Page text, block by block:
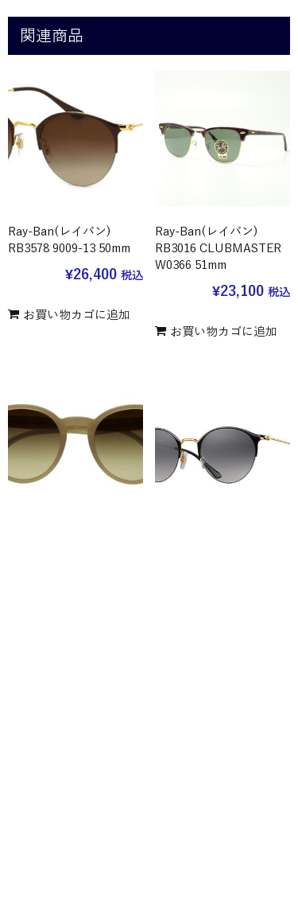
関連商品
Ray-Ban(レイバン)
RB3578 9009-13 50mm
¥26,400 税込
お買い物カゴに追加
Ray-Ban(レイバン)
RB3016 CLUBMASTER
W0366 51mm
¥23,100 税込
お買い物カゴに追加